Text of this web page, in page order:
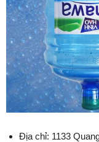
Địa chỉ: 1133